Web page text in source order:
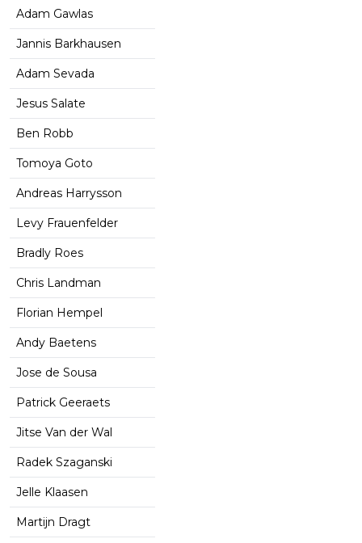
Adam Gawlas
Jannis Barkhausen
Adam Sevada
Jesus Salate
Ben Robb
Tomoya Goto
Andreas Harrysson
Levy Frauenfelder
Bradly Roes
Chris Landman
Florian Hempel
Andy Baetens
Jose de Sousa
Patrick Geeraets
Jitse Van der Wal
Radek Szaganski
Jelle Klaasen
Martijn Dragt